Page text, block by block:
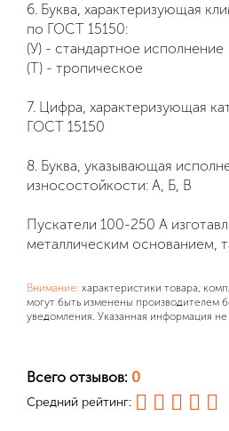
6. Буква, характеризующая
по ГОСТ 15150:
(У) - стандартное исполнение
(Т) - тропическое
7. Цифра, характеризующая
ГОСТ 15150
8. Буква, указывающая
износостойкости: А, Б, В
Пускатели 100-250 А
металлическим основанием,
Внимание: характеристики товара,
могут быть изменены производителем
уведомления. Указанная информация
Всего отзывов: 0
Средний рейтинг: